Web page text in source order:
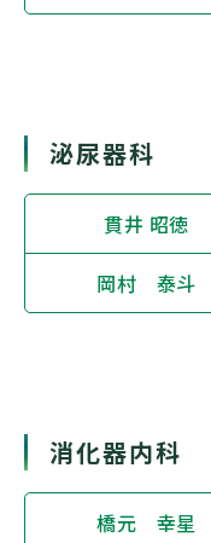
泌尿器科
貫井 昭徳
岡村 泰斗
消化器内科
橋元 幸星